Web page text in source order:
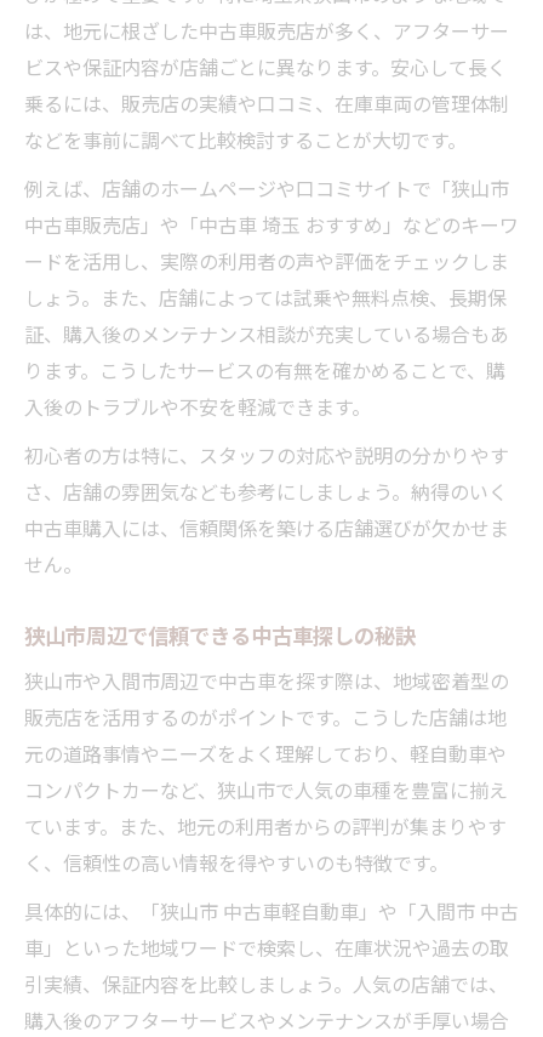
は、地元に根ざした中古車販売店が多く、アフターサー
ビスや保証内容が店舗ごとに異なります。安心して長く
乗るには、販売店の実績や口コミ、在庫車両の管理体制
などを事前に調べて比較検討することが大切です。
例えば、店舗のホームページや口コミサイトで「狭山市
中古車販売店」や「中古車 埼玉 おすすめ」などのキーワ
ードを活用し、実際の利用者の声や評価をチェックしま
しょう。また、店舗によっては試乗や無料点検、長期保
証、購入後のメンテナンス相談が充実している場合もあ
ります。こうしたサービスの有無を確かめることで、購
入後のトラブルや不安を軽減できます。
初心者の方は特に、スタッフの対応や説明の分かりやす
さ、店舗の雰囲気なども参考にしましょう。納得のいく
中古車購入には、信頼関係を築ける店舗選びが欠かせま
せん。
狭山市周辺で信頼できる中古車探しの秘訣
狭山市や入間市周辺で中古車を探す際は、地域密着型の
販売店を活用するのがポイントです。こうした店舗は地
元の道路事情やニーズをよく理解しており、軽自動車や
コンパクトカーなど、狭山市で人気の車種を豊富に揃え
ています。また、地元の利用者からの評判が集まりやす
く、信頼性の高い情報を得やすいのも特徴です。
具体的には、「狭山市 中古車軽自動車」や「入間市 中古
車」といった地域ワードで検索し、在庫状況や過去の取
引実績、保証内容を比較しましょう。人気の店舗では、
購入後のアフターサービスやメンテナンスが手厚い場合